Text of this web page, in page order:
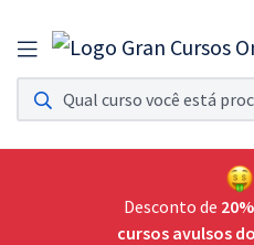
Assinatura Ilimitada 11
Acesso a todos os cursos. Teste grátis
Assinatura OAB Até Passar
Acesso ilimitado a toda preparação
Desconto de
cursos avulsos